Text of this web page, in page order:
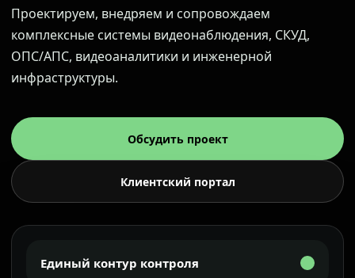
Проектируем, внедряем и сопровождаем
комплексные системы видеонаблюдения, СКУД,
ОПС/АПС, видеоаналитики и инженерной
инфраструктуры.
Обсудить проект
Клиентский портал
Единый контур контроля